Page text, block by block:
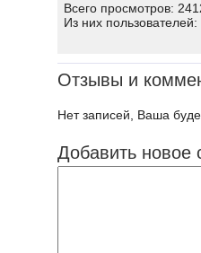
Всего просмотров:
Из них пользователей:
Отзывы и
Нет записей, Ваша
Добавить новое